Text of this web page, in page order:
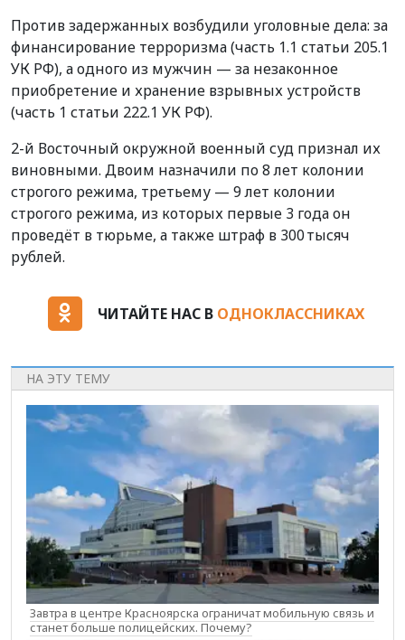
Против задержанных возбудили уголовные дела: за
финансирование терроризма (часть 1.1 статьи 205.1
УК РФ), а одного из мужчин — за незаконное
приобретение и хранение взрывных устройств
(часть 1 статьи 222.1 УК РФ).
2-й Восточный окружной военный суд признал их
виновными. Двоим назначили по 8 лет колонии
строгого режима, третьему — 9 лет колонии
строгого режима, из которых первые 3 года он
проведёт в тюрьме, а также штраф в 300 тысяч
рублей.
ЧИТАЙТЕ НАС В ОДНОКЛАССНИКАХ
НА ЭТУ ТЕМУ
Завтра в центре Красноярска ограничат мобильную связь и
станет больше полицейских. Почему?